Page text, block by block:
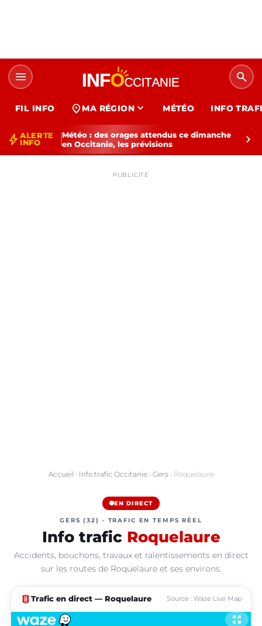
menu search
FIL INFO location_on MA RÉGION expand_more MÉTÉO INFO
bolt ALERTE
INFO
Météo : des orages attendus ce dimanche
en Occitanie, les prévisions
chevron_right
PUBLICITÉ
Accueil › Info trafic Occitanie› Gers› Roquelaure
EN DIRECT
GERS (32) · TRAFIC EN TEMPS RÉEL
Info trafic Roquelaure
Accidents, bouchons, travaux et ralentissements en direct
sur les routes de Roquelaure et ses environs.
traffic Trafic en direct — Roquelaure Source : Waze Live Map